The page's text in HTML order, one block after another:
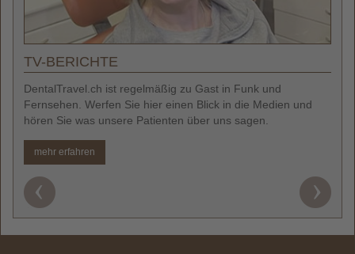
TV-BERICHTE
DentalTravel.ch ist regelmäßig zu Gast in Funk und
Fernsehen. Werfen Sie hier einen Blick in die Medien und
hören Sie was unsere Patienten über uns sagen.
mehr erfahren